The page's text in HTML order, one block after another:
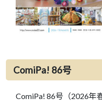
ComiPa! 86号
ComiPa! 86号（2026年